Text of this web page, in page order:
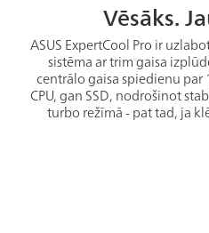
Vēsāks.
ASUS ExpertCool Pro ir
sistēma ar trim gaisa
centrālo gaisa spiedienu par
CPU, gan SSD, nodrošinot
turbo režīmā - pat tad, ja